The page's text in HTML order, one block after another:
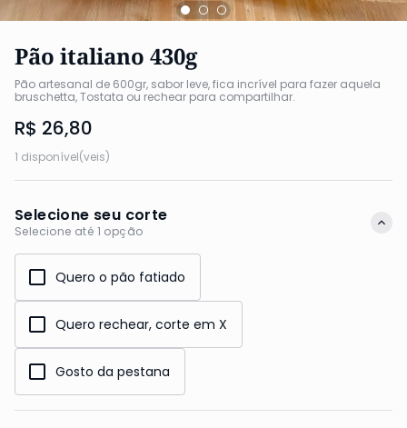
Pão italiano 430g
Pão artesanal de 600gr, sabor leve, fica incrível para fazer aquela
bruschetta, Tostata ou rechear para compartilhar.
R$ 26,80
1 disponível(veis)
Selecione seu corte
Selecione até 1 opção
Quero o pão fatiado
Quero rechear, corte em X
Gosto da pestana